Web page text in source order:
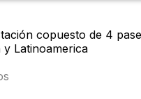
copuesto de 4
Latinoamerica